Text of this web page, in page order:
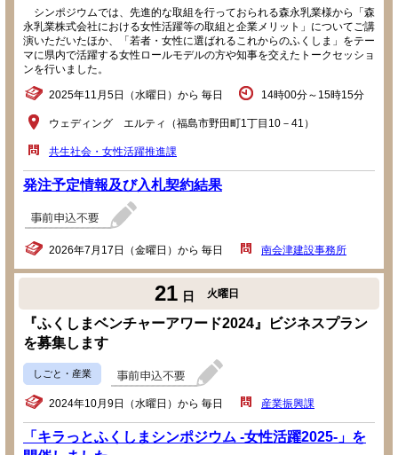
シンポジウムでは、先進的な取組を行っておられる森永乳業様から「森
永乳業株式会社における女性活躍等の取組と企業メリット」についてご講
演いただいたほか、「若者・女性に選ばれるこれからのふくしま」をテー
マに県内で活躍する女性ロールモデルの方や知事を交えたトークセッショ
ンを行いました。
2025年11月5日（水曜日）から 毎日 14時00分～15時15分
ウェディング エルティ（福島市野田町1丁目10－41）
共生社会・女性活躍推進課
発注予定情報及び入札契約結果
2026年7月17日（金曜日）から 毎日 南会津建設事務所
21 日 火曜日
『ふくしまベンチャーアワード2024』ビジネスプラン
を募集します
しごと・産業
2024年10月9日（水曜日）から 毎日 産業振興課
「キラっとふくしまシンポジウム -女性活躍2025-」を